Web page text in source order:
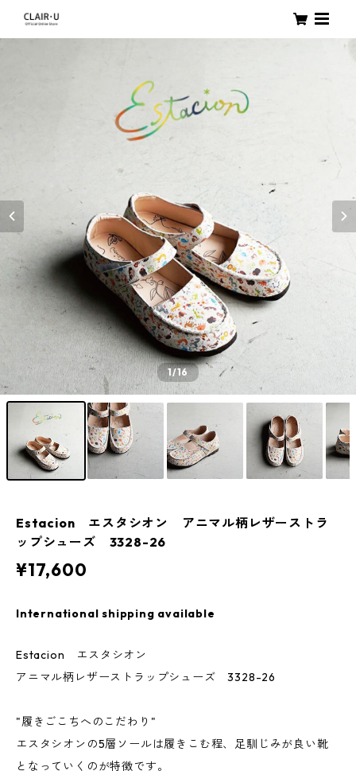
1/16
Estacion エスタシオン アニマル柄レザーストラ
ップシューズ 3328-26
¥17,600
International shipping available
Estacion エスタシオン
アニマル柄レザーストラップシューズ 3328-26
"履きごこちへのこだわり"
エスタシオンの5層ソールは履きこむ程、足馴じみが良い靴
となっていくのが特徴です。